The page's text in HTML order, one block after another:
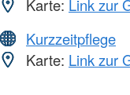
Karte: Link zur
Kurzzeitpflege
Karte: Link zur